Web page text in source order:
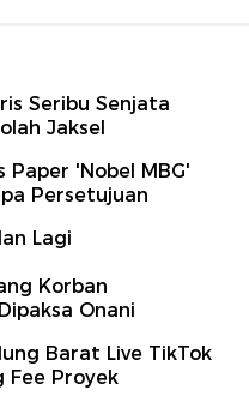
Seribu Senjata
Jaksel
Paper 'Nobel MBG'
Persetujuan
Lagi
Korban
Onani
Barat Live TikTok
Fee Proyek